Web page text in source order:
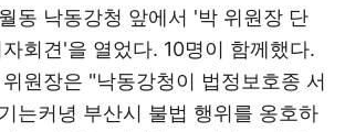
동 낙동강청 앞에서 '박 위원장 단
회견'을 열었다. 10명이 함께했다.
원장은 "낙동강청이 법정보호종 서
는커녕 부산시 불법 행위를 옹호하